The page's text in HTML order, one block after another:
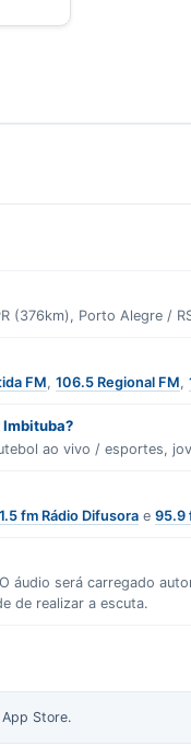
(376km), Porto Alegre /
FM,106.5 Regional FM,
Imbituba?
ao vivo / esportes,
fm Rádio Difusora e95.9
será carregado
de realizar a escuta.
Store.